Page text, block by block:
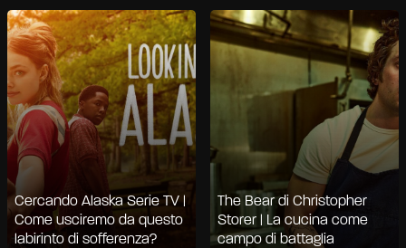
Cercando Alaska Serie TV |
Come usciremo da questo
labirinto di sofferenza?
The Bear di Christopher
Storer | La cucina come
campo di battaglia